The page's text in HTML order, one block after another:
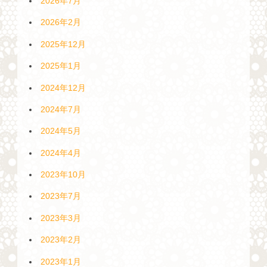
2026年2月
2025年12月
2025年1月
2024年12月
2024年7月
2024年5月
2024年4月
2023年10月
2023年7月
2023年3月
2023年2月
2023年1月